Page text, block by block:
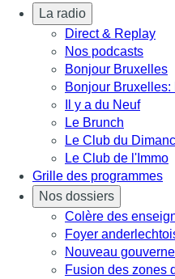
La radio
Direct & Replay
Nos podcasts
Bonjour Bruxelles
Bonjour
Il y a du Neuf
Le Brunch
Le Club du
Le Club de l'Immo
Grille des programmes
Nos dossiers
Colère des
Foyer
Nouveau
Fusion des zones